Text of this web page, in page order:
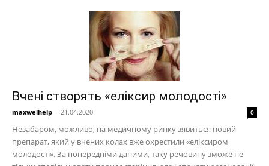
Вчені створять «еліксир молодості»
maxwelhelp - 21.04.2020 0
Незабаром, можливо, на медичному ринку зявиться новий
препарат, який у вчених колах вже охрестили «еліксиром
молодості». За попередніми даними, таку речовину зможе не